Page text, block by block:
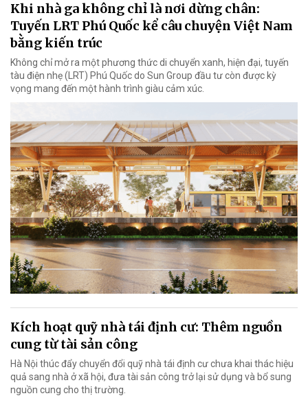
Khi nhà ga không chỉ là nơi dừng chân:
Tuyến LRT Phú Quốc kể câu chuyện Việt Nam
bằng kiến trúc
Không chỉ mở ra một phương thức di chuyển xanh, hiện đại, tuyến
tàu điện nhẹ (LRT) Phú Quốc do Sun Group đầu tư còn được kỳ
vọng mang đến một hành trình giàu cảm xúc.
Kích hoạt quỹ nhà tái định cư: Thêm nguồn
cung từ tài sản công
Hà Nội thúc đẩy chuyển đổi quỹ nhà tái định cư chưa khai thác hiệu
quả sang nhà ở xã hội, đưa tài sản công trở lại sử dụng và bổ sung
nguồn cung cho thị trường.